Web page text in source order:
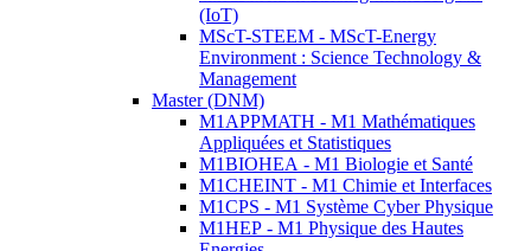
(IoT)
MScT-STEEM - MScT-Energy
Environment : Science Technology &
Management
Master (DNM)
M1APPMATH - M1 Mathématiques
Appliquées et Statistiques
M1BIOHEA - M1 Biologie et Santé
M1CHEINT - M1 Chimie et Interfaces
M1CPS - M1 Système Cyber Physique
M1HEP - M1 Physique des Hautes